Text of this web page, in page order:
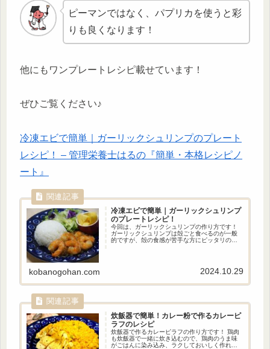
ピーマンではなく、パプリカを使うと彩
りも良くなります！
他にもワンプレートレシピ載せています！
ぜひご覧ください♪
冷凍エビで簡単｜ガーリックシュリンプのプレート
レシピ！ – 管理栄養士はるの『簡単・本格レシピノ
ート』
冷凍エビで簡単｜ガーリックシュリンプ
のプレートレシピ！
今回は、ガーリックシュリンプの作り方です！
ガーリックシュリンプは殻ごと食べるのが一般
的ですが、殻の食感が苦手な方にピッタリのレ
kobanogohan.com 2024.10.29
炊飯器で簡単！ カレー粉で作るカレーピ
ラフのレシピ
炊飯器で作るカレーピラフの作り方です！ 鶏肉
も炊飯器で一緒に炊き込むので、鶏肉のうま味
がごはんに染み込み、ラクしておいしく作れま